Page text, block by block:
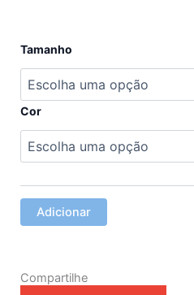
Tamanho
Cor
Quantidade
Vestido
Sofia
Adicionar
Compartilhe